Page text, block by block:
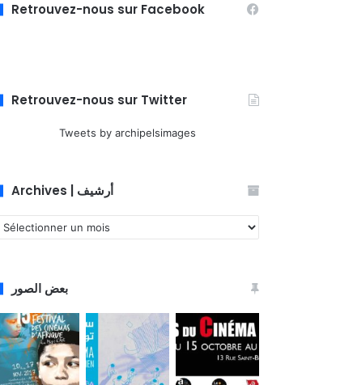
Retrouvez-nous sur Facebook
Retrouvez-nous sur Twitter
Tweets by archipelsimages
Archives | أرشيف
Archives
بعض الصور